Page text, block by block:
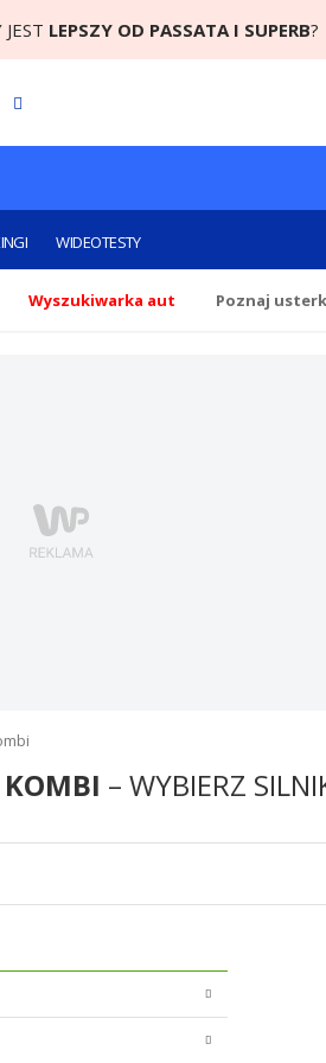
LEPSZY OD PASSATA I SUPERB?
WIDEOTESTY
Wyszukiwarka aut Poznaj
KOMBI – WYBIERZ